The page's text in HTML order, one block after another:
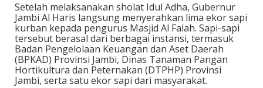
Setelah melaksanakan sholat Idul Adha, Gubernur
Jambi Al Haris langsung menyerahkan lima ekor sapi
kurban kepada pengurus Masjid Al Falah. Sapi-sapi
tersebut berasal dari berbagai instansi, termasuk
Badan Pengelolaan Keuangan dan Aset Daerah
(BPKAD) Provinsi Jambi, Dinas Tanaman Pangan
Hortikultura dan Peternakan (DTPHP) Provinsi
Jambi, serta satu ekor sapi dari masyarakat.